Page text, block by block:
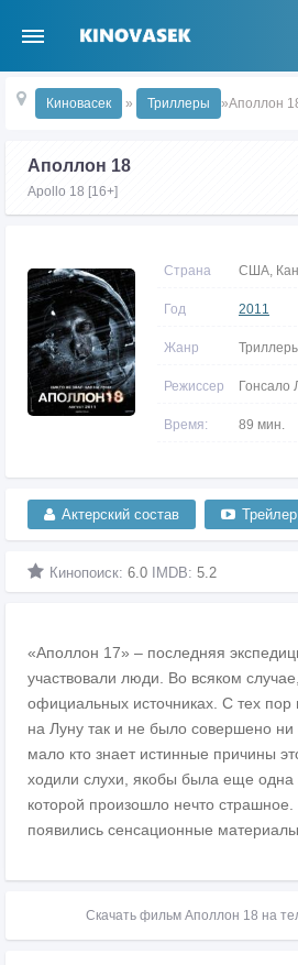
Киновасек » Триллеры »Аполлон
Аполлон 18
Apollo 18 [16+]
Страна США,
Год 2011
Жанр Триллеры,
Режиссер Гонсало
Время: 89 мин.
Актерский состав Трейлер
Кинопоиск: 6.0 IMDB: 5.2
«Аполлон 17» – последняя
участвовали люди. Во всяком
официальных источниках. С тех
на Луну так и не было совершено
мало кто знает истинные причины
ходили слухи, якобы была еще одна
которой произошло нечто
появились сенсационные
Скачать фильм Аполлон 18 на